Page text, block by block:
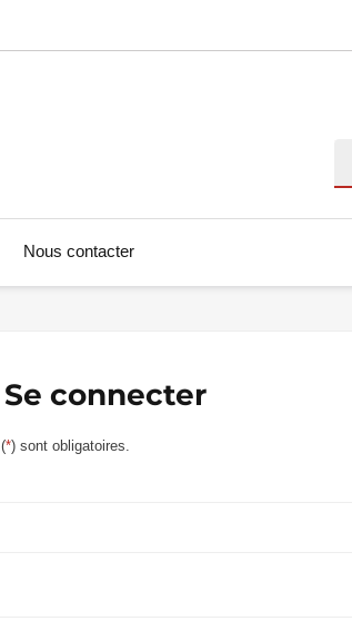
Nous contacter
Se connecter
*) sont obligatoires.